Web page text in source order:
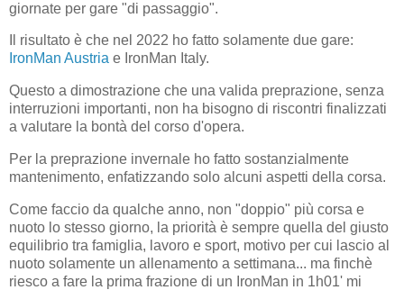
giornate per gare "di passaggio".
Il risultato è che nel 2022 ho fatto solamente due gare:
IronMan Austria e IronMan Italy.
Questo a dimostrazione che una valida preprazione, senza
interruzioni importanti, non ha bisogno di riscontri finalizzati
a valutare la bontà del corso d'opera.
Per la preprazione invernale ho fatto sostanzialmente
mantenimento, enfatizzando solo alcuni aspetti della corsa.
Come faccio da qualche anno, non "doppio" più corsa e
nuoto lo stesso giorno, la priorità è sempre quella del giusto
equilibrio tra famiglia, lavoro e sport, motivo per cui lascio al
nuoto solamente un allenamento a settimana... ma finchè
riesco a fare la prima frazione di un IronMan in 1h01' mi